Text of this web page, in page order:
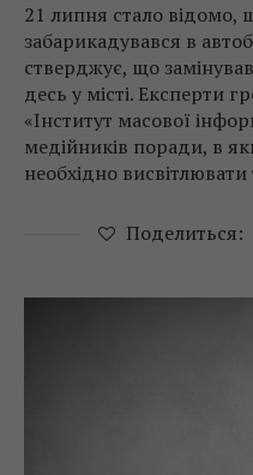
21 липня стало відомо,
забарикадувався в
стверджує, що
десь у місті. Експерти
«Інститут масової
медійників поради, в
необхідно висвітлювати
Поделиться: